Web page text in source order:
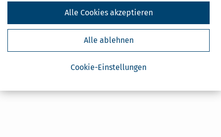
Cookie-Einstellungen
Alle ablehnen
Alle Cookies akzeptieren